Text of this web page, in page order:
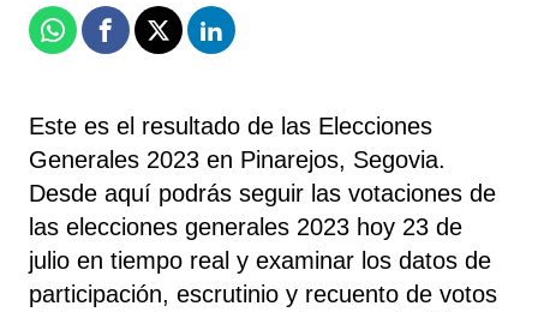
WhatsappFacebook
X Linkedin
Este es el resultado de las Elecciones
Generales 2023 en Pinarejos, Segovia.
Desde aquí podrás seguir las votaciones de
las elecciones generales 2023 hoy 23 de
julio en tiempo real y examinar los datos de
participación, escrutinio y recuento de votos